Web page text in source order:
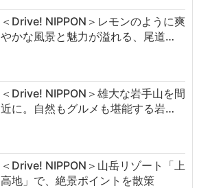
＜Drive! NIPPON＞レモンのように爽
やかな風景と魅力が溢れる、尾道…
＜Drive! NIPPON＞雄大な岩手山を間
近に。自然もグルメも堪能する岩…
＜Drive! NIPPON＞山岳リゾート「上
高地」で、絶景ポイントを散策